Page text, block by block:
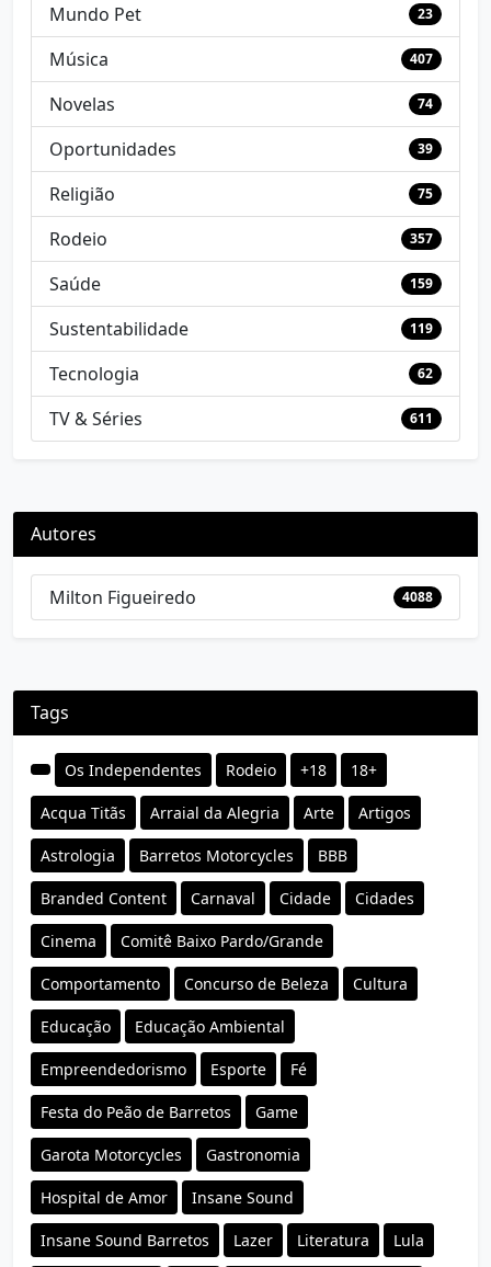
Mundo Pet 23
Música 407
Novelas 74
Oportunidades 39
Religião 75
Rodeio 357
Saúde 159
Sustentabilidade 119
Tecnologia 62
TV & Séries 611
Autores
Milton Figueiredo 4088
Tags
Os Independentes Rodeio +18 18+
Acqua Titãs Arraial da Alegria Arte Artigos
Astrologia Barretos Motorcycles BBB
Branded Content Carnaval Cidade Cidades
Cinema Comitê Baixo Pardo/Grande
Comportamento Concurso de Beleza Cultura
Educação Educação Ambiental
Empreendedorismo Esporte Fé
Festa do Peão de Barretos Game
Garota Motorcycles Gastronomia
Hospital de Amor Insane Sound
Insane Sound Barretos Lazer Literatura Lula